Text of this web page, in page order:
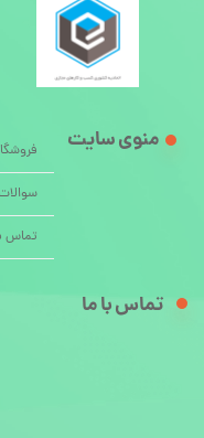
تماس
منوی سایت
تماس با ما